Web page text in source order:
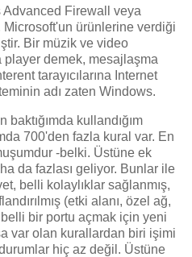
Firewall veya
ürünlerine verdiği
Bir müzik ve video
player demek, mesajlaşma
tarayıcılarına Internet
adı zaten Windows.
baktığımda kullandığım
700'den fazla kural var. En
-belki. Üstüne ek
da fazlası geliyor. Bunlar ile
belli kolaylıklar sağlanmış,
(etki alanı, özel ağ,
bir portu açmak için yeni
var olan kurallardan biri işimi
hiç az değil. Üstüne